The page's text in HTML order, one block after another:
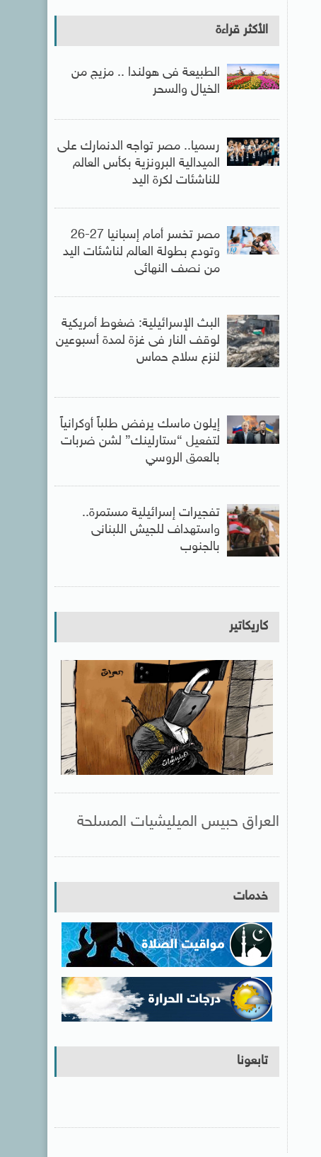
الأكثر قراءة
الطبيعة فى هولندا .. مزيج من
الخيال والسحر
رسميا.. مصر تواجه الدنمارك على
الميدالية البرونزية بكأس العالم
للناشئات لكرة اليد
مصر تخسر أمام إسبانيا 27-26
وتودع بطولة العالم لناشئات اليد
من نصف النهائى
البث الإسرائيلية: ضغوط أمريكية
لوقف النار فى غزة لمدة أسبوعين
لنزع سلاح حماس
إيلون ماسك يرفض طلباً أوكرانياً
لتفعيل “ستارلينك” لشن ضربات
بالعمق الروسي
تفجيرات إسرائيلية مستمرة..
واستهداف للجيش اللبنانى
بالجنوب
كاريكاتير
العراق حبيس الميليشيات المسلحة
خدمات
تابعونا